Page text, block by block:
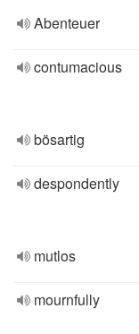
Abenteuer
contumacious
bösartig
despondently
mutlos
mournfully